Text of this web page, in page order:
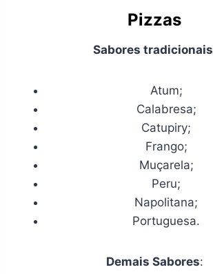
Pizzas
Sabores tradicionais
Atum;
Calabresa;
Catupiry;
Frango;
Muçarela;
Peru;
Napolitana;
Portuguesa.
Demais Sabores: